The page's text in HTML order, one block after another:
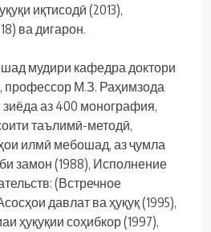
иқтисодӣ (2013),
ва дигарон.
мудири кафедра доктори
профессор М.З. Раҳимзода
аз 400 монография,
таълимӣ-методӣ,
илмӣ мебошад, аз ҷумла
замон (1988), Исполнение
(Встречное
давлат ва ҳуқуқ (1995),
ҳуқуқии соҳибкор (1997),